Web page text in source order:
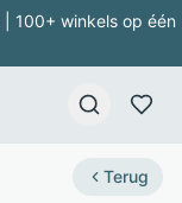
100+ winkels op één
Terug